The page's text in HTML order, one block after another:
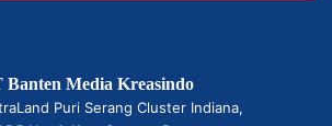
Banten Media Kreasindo
Puri Serang Cluster Indiana,